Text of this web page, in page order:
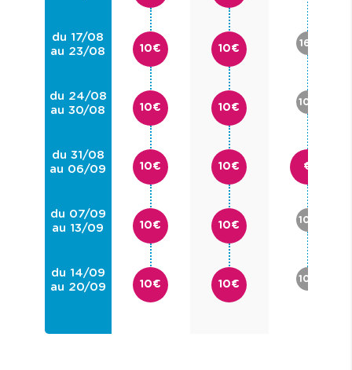
du 17/08
au 23/08
du 24/08
au 30/08
du 31/08
au 06/09
du 07/09
au 13/09
du 14/09
au 20/09
10€
10€
10€
10€
10€
10€
10€
10€
10€
10€
16€
10€
€
10€
10€